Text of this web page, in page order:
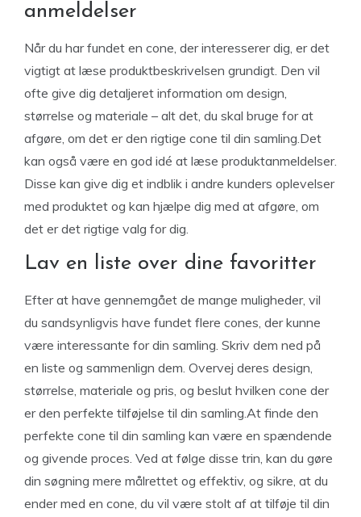
anmeldelser
Når du har fundet en cone, der interesserer dig, er det
vigtigt at læse produktbeskrivelsen grundigt. Den vil
ofte give dig detaljeret information om design,
størrelse og materiale – alt det, du skal bruge for at
afgøre, om det er den rigtige cone til din samling.Det
kan også være en god idé at læse produktanmeldelser.
Disse kan give dig et indblik i andre kunders oplevelser
med produktet og kan hjælpe dig med at afgøre, om
det er det rigtige valg for dig.
Lav en liste over dine favoritter
Efter at have gennemgået de mange muligheder, vil
du sandsynligvis have fundet flere cones, der kunne
være interessante for din samling. Skriv dem ned på
en liste og sammenlign dem. Overvej deres design,
størrelse, materiale og pris, og beslut hvilken cone der
er den perfekte tilføjelse til din samling.At finde den
perfekte cone til din samling kan være en spændende
og givende proces. Ved at følge disse trin, kan du gøre
din søgning mere målrettet og effektiv, og sikre, at du
ender med en cone, du vil være stolt af at tilføje til din